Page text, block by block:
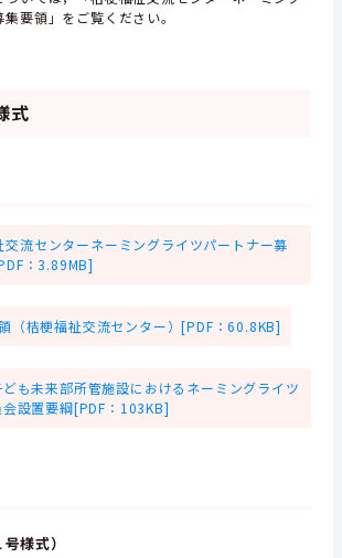
要領」をご覧ください。
式
交流センターネーミングライツパートナー募
：3.89MB]
（桔梗福祉交流センター）[PDF：60.8KB]
ども未来部所管施設におけるネーミングライツ
設置要綱[PDF：103KB]
様式）